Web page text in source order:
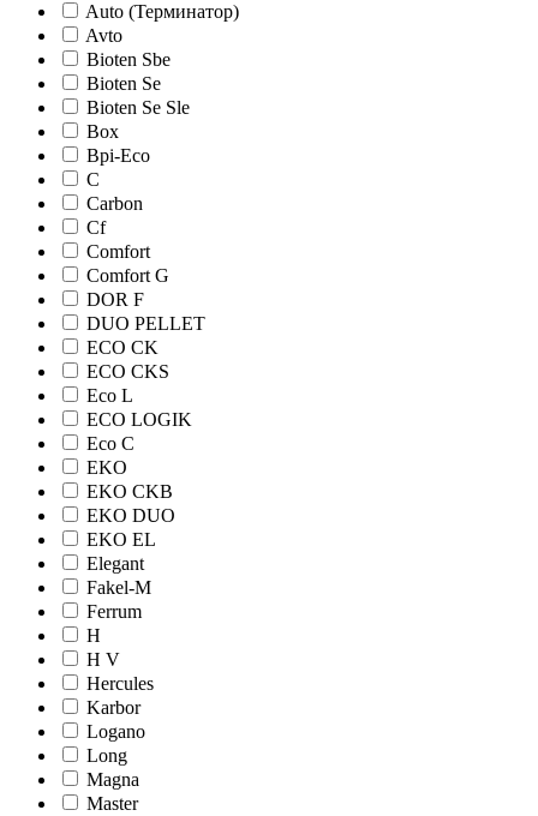
Auto (Терминатор)
Avto
Bioten Sbe
Bioten Se
Bioten Se Sle
Box
Bpi-Eco
C
Carbon
Cf
Comfort
Comfort G
DOR F
DUO PELLET
ECO CK
ECO CKS
Eco L
ECO LOGIK
Eco С
EKO
EKO CKB
EKO DUO
EKO EL
Elegant
Fakel-M
Ferrum
H
H V
Hercules
Karbor
Logano
Long
Magna
Master